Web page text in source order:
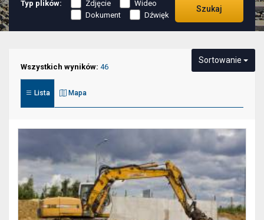
Typ plików: Zdjęcie
Wideo
Dokument
Dźwięk
Szukaj
elementy
służące
filtrowania
wyszukiwania
dostępne
Wszystkich wyników: 46
Lista Mapa
Sortowanie